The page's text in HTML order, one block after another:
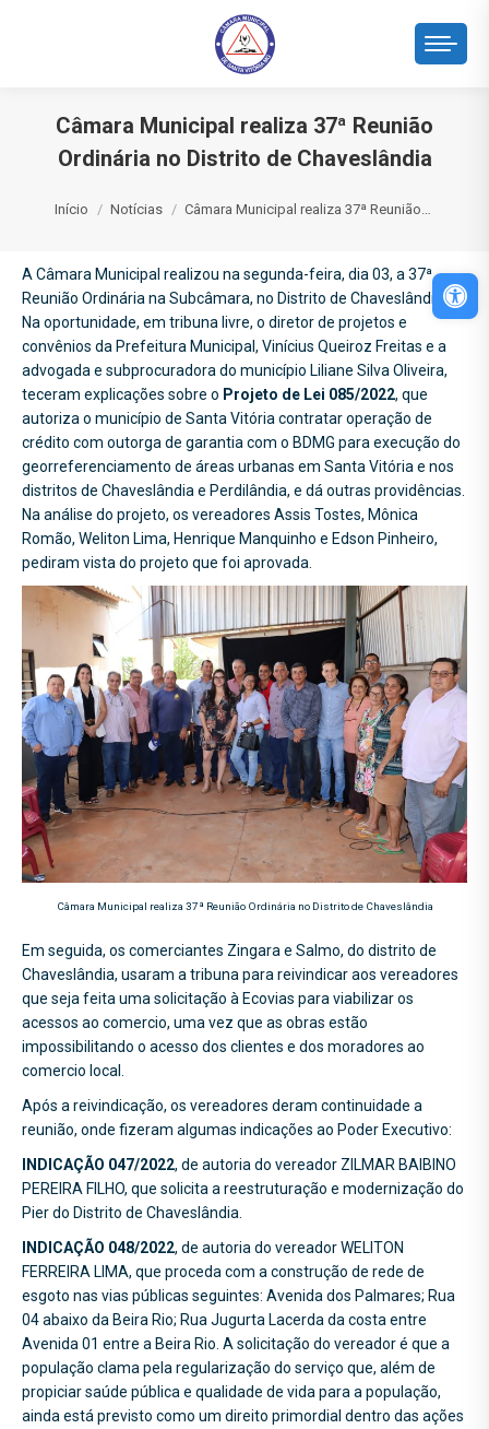
Câmara Municipal realiza 37ª Reunião
Ordinária no Distrito de Chaveslândia
Início Notícias Câmara Municipal realiza 37ª Reunião…
A Câmara Municipal realizou na segunda-feira, dia 03, a 37ª
Reunião Ordinária na Subcâmara, no Distrito de Chaveslândia.
Na oportunidade, em tribuna livre, o diretor de projetos e
convênios da Prefeitura Municipal, Vinícius Queiroz Freitas e a
advogada e subprocuradora do município Liliane Silva Oliveira,
teceram explicações sobre o Projeto de Lei 085/2022, que
autoriza o município de Santa Vitória contratar operação de
crédito com outorga de garantia com o BDMG para execução do
georreferenciamento de áreas urbanas em Santa Vitória e nos
distritos de Chaveslândia e Perdilândia, e dá outras providências.
Na análise do projeto, os vereadores Assis Tostes, Mônica
Romão, Weliton Lima, Henrique Manquinho e Edson Pinheiro,
pediram vista do projeto que foi aprovada.
Câmara Municipal realiza 37ª Reunião Ordinária no Distrito de Chaveslândia
Em seguida, os comerciantes Zingara e Salmo, do distrito de
Chaveslândia, usaram a tribuna para reivindicar aos vereadores
que seja feita uma solicitação à Ecovias para viabilizar os
acessos ao comercio, uma vez que as obras estão
impossibilitando o acesso dos clientes e dos moradores ao
comercio local.
Após a reivindicação, os vereadores deram continuidade a
reunião, onde fizeram algumas indicações ao Poder Executivo:
INDICAÇÃO 047/2022, de autoria do vereador ZILMAR BAIBINO
PEREIRA FILHO, que solicita a reestruturação e modernização do
Pier do Distrito de Chaveslândia.
INDICAÇÃO 048/2022, de autoria do vereador WELITON
FERREIRA LIMA, que proceda com a construção de rede de
esgoto nas vias públicas seguintes: Avenida dos Palmares; Rua
04 abaixo da Beira Rio; Rua Jugurta Lacerda da costa entre
Avenida 01 entre a Beira Rio. A solicitação do vereador é que a
população clama pela regularização do serviço que, além de
propiciar saúde pública e qualidade de vida para a população,
ainda está previsto como um direito primordial dentro das ações